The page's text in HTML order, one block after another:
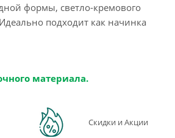
формы, светло-кремового
подходит как начинка
материала.
Скидки и Акции